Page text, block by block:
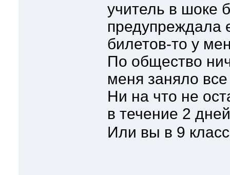
учитель в шоке
предупреждала
билетов-то у
По общество
меня заняло
Ни на что не
в течение 2
Или вы в 9